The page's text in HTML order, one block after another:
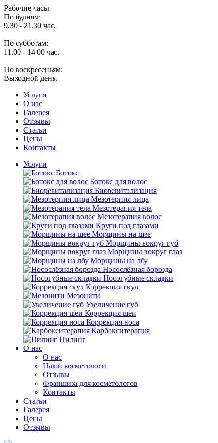
Рабочие часы
По будням:
9.30 - 21.30 час.
По субботам:
11.00 - 14.00 час.
По воскресеньям:
Выходной день.
Услуги
O нас
Галерея
Отзывы
Статьи
Цены
Контакты
Услуги
Ботокс
Ботокс для волос
Биоревитализация
Мезотерпия лица
Мезотерапия тела
Мезотерапия волос
Круги под глазами
Морщины на шее
Морщины вокруг губ
Морщины вокруг глаз
Морщины на лбу
Носослёзная борозда
Носогубные складки
Коррекция скул
Мезонити
Увеличение губ
Коррекция шеи
Коррекция носа
Карбокситерапия
Пилинг
O нас
O нас
Наши косметологи
Отзывы
Франшиза для косметологов
Контакты
Статьи
Галерея
Цены
Отзывы